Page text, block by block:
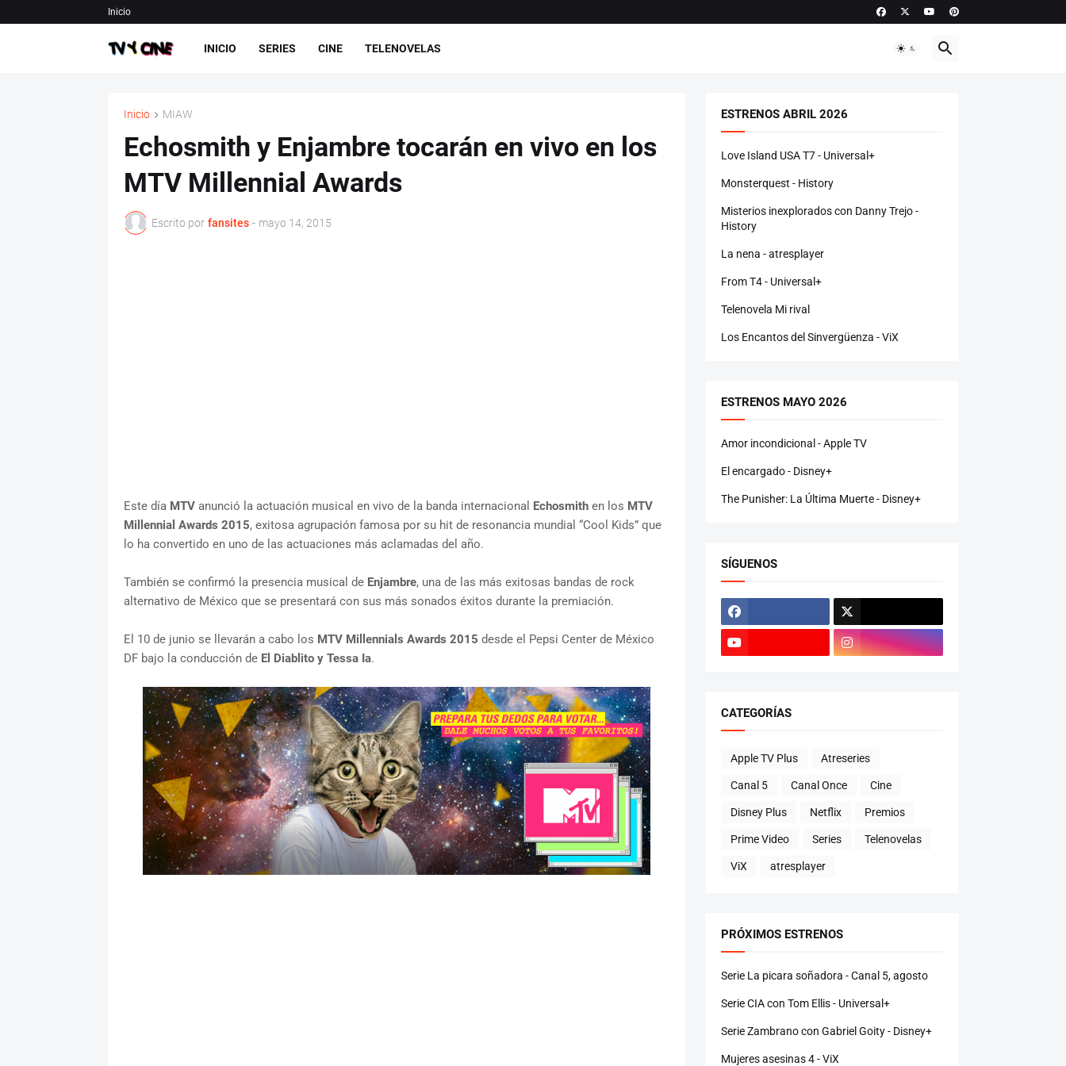
Inicio
INICIO SERIES CINE TELENOVELAS
Inicio MIAW
Echosmith y Enjambre tocarán en vivo en los
MTV Millennial Awards
Escrito por fansites - mayo 14, 2015
Este día MTVanunció la actuación musical en vivo de la banda internacional Echosmithen los MTV
Millennial Awards 2015, exitosa agrupación famosa por su hit de resonancia mundial “Cool Kids” que
lo ha convertido en uno de las actuaciones más aclamadas del año.
También se confirmó la presencia musical de Enjambre, una de las más exitosas bandas de rock
alternativo de México que se presentará con sus más sonados éxitos durante la premiación.
El 10 de junio se llevarán a cabo los MTV Millennials Awards 2015 desde el Pepsi Center de México
DF bajo la conducción de El Diablito y Tessa Ia.
ESTRENOS ABRIL 2026
Love Island USA T7 - Universal+
Monsterquest - History
Misterios inexplorados con Danny Trejo -
History
La nena - atresplayer
From T4 - Universal+
Telenovela Mi rival
Los Encantos del Sinvergüenza - ViX
ESTRENOS MAYO 2026
Amor incondicional - Apple TV
El encargado - Disney+
The Punisher: La Última Muerte - Disney+
SÍGUENOS
CATEGORÍAS
Apple TV Plus Atreseries
Canal 5 Canal Once Cine
Disney Plus Netflix Premios
Prime Video Series Telenovelas
ViX atresplayer
PRÓXIMOS ESTRENOS
Serie La picara soñadora - Canal 5, agosto
Serie CIA con Tom Ellis - Universal+
Serie Zambrano con Gabriel Goity - Disney+
Mujeres asesinas 4 - ViX